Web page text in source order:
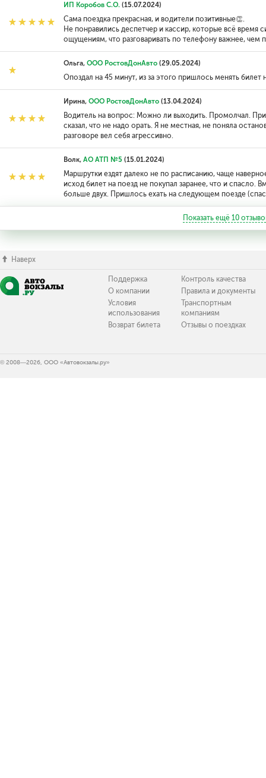
ИП Коробов С.О.(15.07.2024)
Сама поездка прекрасная, и водители позитивные👏.
Не понравились деспетчер и кассир, которые всё время
ощущениям, что разговаривать по телефону важнее, чем
Ольга, ООО РостовДонАвто(29.05.2024)
Опоздал на 45 минут, из за этого пришлось менять билет
Ирина, ООО РостовДонАвто(13.04.2024)
Водитель на вопрос: Можно ли выходить. Промолчал.
сказал, что не надо орать. Я не местная, не поняла
разговоре вел себя агрессивно.
Волк, АО АТП №5 (15.01.2024)
Маршрутки ездят далеко не по расписанию, чаще
исход билет на поезд не покупал заранее, что и спасло.
больше двух. Пришлось ехать на следующем поезде
Показать ещё 10
Наверх
Поддержка
О компании
Условия
использования
Возврат билета
Контроль качества
Правила и документы
Транспортным
компаниям
Отзывы о поездках
© 2008—2026, ООО «Автовокзалы.ру»